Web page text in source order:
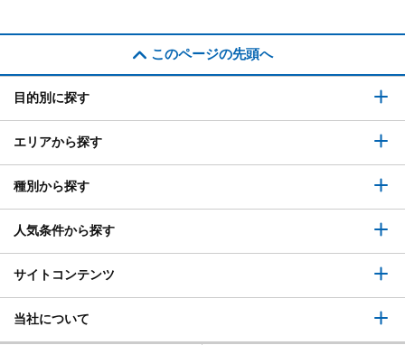
このページの先頭へ
目的別に探す
エリアから探す
種別から探す
人気条件から探す
サイトコンテンツ
当社について